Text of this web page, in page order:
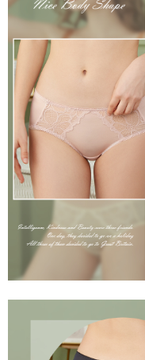
【注意事項】
１．透過由恩沛科技股份有
易，需依本服務之必要範圍內
權轉讓予恩沛科技股份有限公
２．關於個人資料處理事宜
https://aftee.tw/terms/#terms3
３．未成年的使用者請事先
「AFTEE先享後付」，若未
任。
４．使用「AFTEE先享後付
時審查核予不同之上限額度
請求用戶進行身份認證。
５．嚴禁一人註冊多個帳號或
恩沛科技股份有限公司將有
宅配
每筆NT$100，滿